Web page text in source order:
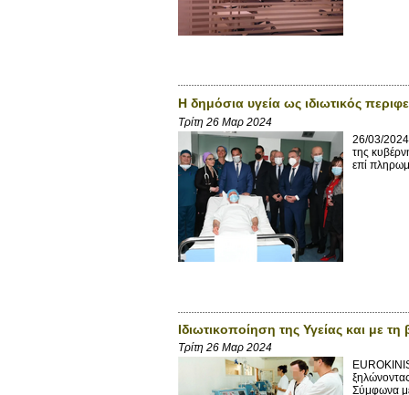
Η δημόσια υγεία ως ιδιωτικός
Τρίτη 26 Μαρ 2024
26/03/
της
επί
Ιδιωτικοποίηση της Υγείας και με
Τρίτη 26 Μαρ 2024
Σύμφωνα με